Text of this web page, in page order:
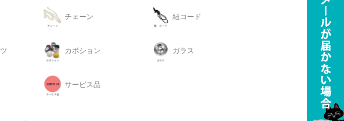
チェーン 紐コード
カボション ガラス
サービス品